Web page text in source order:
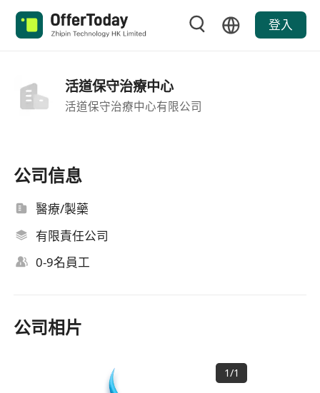
登入
活道保守治療中心
活道保守治療中心有限公司
公司信息
醫療/製藥
有限責任公司
0-9名員工
公司相片
1/1